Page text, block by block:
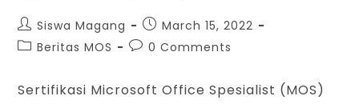
Siswa Magang
March 15, 2022
Beritas MOS
0 Comments
Sertifikasi Microsoft Office Spesialist (MOS)